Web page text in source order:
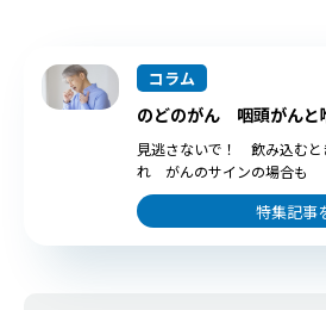
コラム
のどのがん 咽頭がんと
見逃さないで！ 飲み込むと
れ がんのサインの場合も